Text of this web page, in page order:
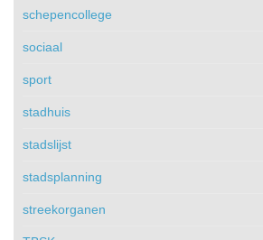
schepencollege
sociaal
sport
stadhuis
stadslijst
stadsplanning
streekorganen